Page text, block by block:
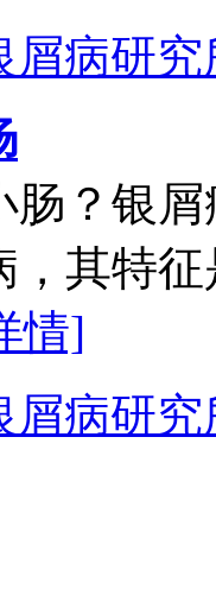
屑病研究
肠？银
，其特
情]
屑病研究